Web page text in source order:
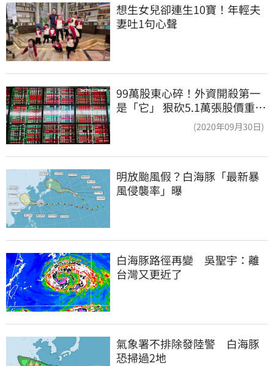
想生女兒卻連生10寶！年輕夫
妻吐1句心聲
99萬股東心碎！外資開殺第一
是「它」 狠砍5.1萬張股價重挫
(2020年09月30日)
明放颱風假？白海豚「最新暴
風侵襲率」曝
白海豚路徑再變　吳聖宇：離
台灣又更近了
氣象署不排除發陸警　白海豚
恐掃過2地